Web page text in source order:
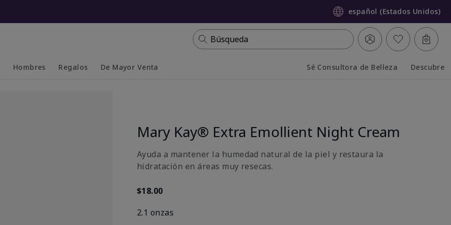
español (Estados Unidos)
Búsqueda
Hombres Regalos De Mayor Venta Sé Consultora de Belleza Descubre
Mary Kay® Extra Emollient Night Cream
Ayuda a mantener la humedad natural de la piel y restaura la
hidratación en áreas muy resecas.
$18.00
2.1 onzas